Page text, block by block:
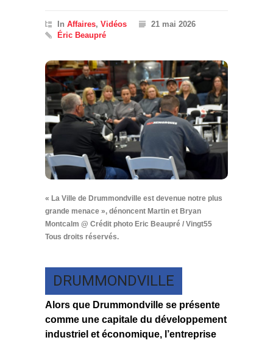
In Affaires, Vidéos
21 mai 2026
Éric Beaupré
« La Ville de Drummondville est devenue notre plus
grande menace », dénoncent Martin et Bryan
Montcalm @ Crédit photo Eric Beaupré / Vingt55
Tous droits réservés.
DRUMMONDVILLE
Alors que Drummondville se présente
comme une capitale du développement
industriel et économique, l’entreprise